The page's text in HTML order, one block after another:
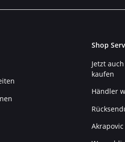
Shop
Jetzt
kaufen
Händler